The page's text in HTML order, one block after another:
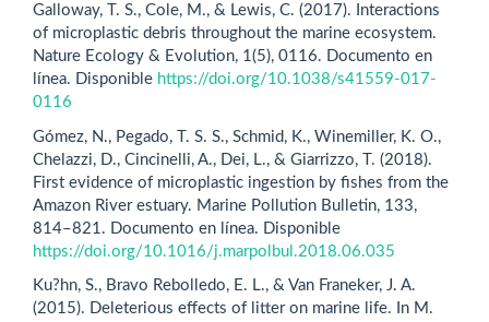
Galloway, T. S., Cole, M., & Lewis, C. (2017). Interactions
of microplastic debris throughout the marine ecosystem.
Nature Ecology & Evolution, 1(5), 0116. Documento en
línea. Disponible https://doi.org/10.1038/s41559-017-
0116
Gómez, N., Pegado, T. S. S., Schmid, K., Winemiller, K. O.,
Chelazzi, D., Cincinelli, A., Dei, L., & Giarrizzo, T. (2018).
First evidence of microplastic ingestion by fishes from the
Amazon River estuary. Marine Pollution Bulletin, 133,
814–821. Documento en línea. Disponible
https://doi.org/10.1016/j.marpolbul.2018.06.035
Ku?hn, S., Bravo Rebolledo, E. L., & Van Franeker, J. A.
(2015). Deleterious effects of litter on marine life. In M.